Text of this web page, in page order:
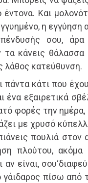
έντονα. Και
η εγγύηση
σου,
τα κάνεις
κατεύθυνση.
κάτι που
ένα εξαιρετικά
φορές την ημέρα,
με χρυσό
πουλιά στον
πλούτου, ακόμα
είναι,
πίσω από